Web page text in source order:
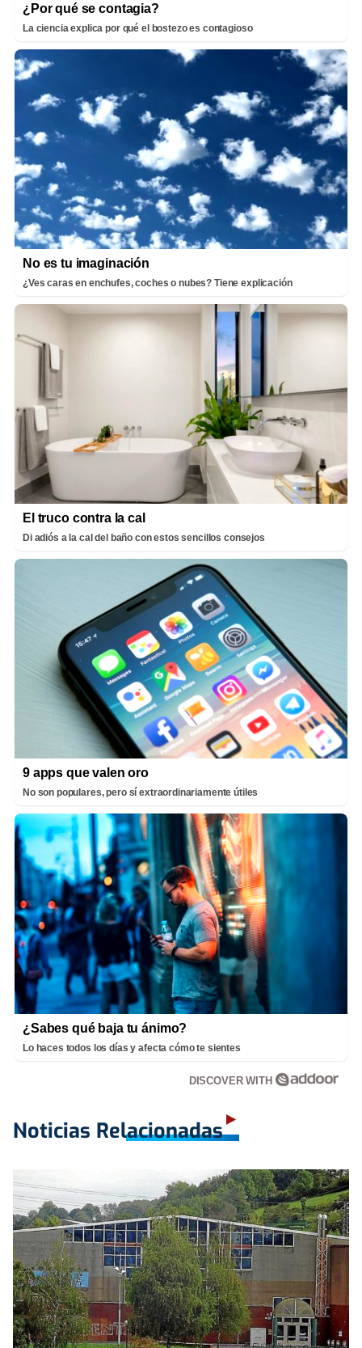
¿Por qué se contagia?
La ciencia explica por qué el bostezo es contagioso
No es tu imaginación
¿Ves caras en enchufes, coches o nubes? Tiene explicación
El truco contra la cal
Di adiós a la cal del baño con estos sencillos consejos
9 apps que valen oro
No son populares, pero sí extraordinariamente útiles
¿Sabes qué baja tu ánimo?
Lo haces todos los días y afecta cómo te sientes
DISCOVER WITH
Noticias Relacionadas